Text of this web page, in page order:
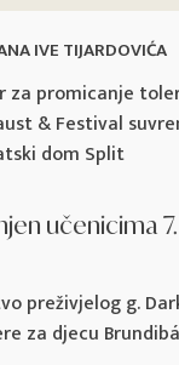
za promicanje
& Festival
dom Split
IVE TIJARDOVIĆA
učenicima
preživjelog g.
za djecu